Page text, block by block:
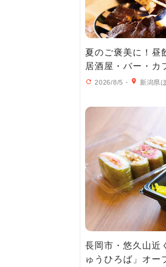
夏のご褒美に！昼
居酒屋・バー・カ
2026/8/5 ・ 新潟県
長岡市・悠久山近
ゅうひろば」オー